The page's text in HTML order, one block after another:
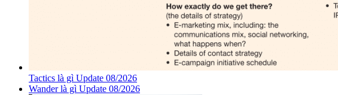
Tactics là gì Update 08/2026
Wander là gì Update 08/2026